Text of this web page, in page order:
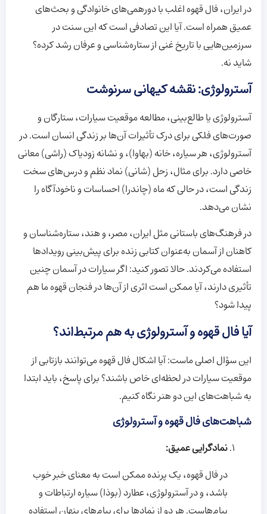
در ایران، فال قهوه اغلب با دورهمی‌های خانوادگی و بحث‌های
عمیق همراه است. آیا این تصادفی است که این سنت در
سرزمین‌هایی با تاریخ غنی از ستاره‌شناسی و عرفان رشد کرده؟
شاید نه.
آسترولوژی: نقشه کیهانی سرنوشت
آسترولوژی یا طالع‌بینی، مطالعه موقعیت سیارات، ستارگان و
صورت‌های فلکی برای درک تأثیرات آن‌ها بر زندگی انسان است. در
آسترولوژی، هر سیاره، خانه (بهاوا)، و نشانه زودیاک (راشی) معانی
خاصی دارد. برای مثال، زحل (شانی) نماد نظم و درس‌های سخت
زندگی است، در حالی که ماه (چاندرا) احساسات و ناخودآگاه را
نشان می‌دهد.
در فرهنگ‌های باستانی مثل ایران، مصر، و هند، ستاره‌شناسان و
کاهنان از آسمان به‌عنوان کتابی زنده برای پیش‌بینی رویدادها
استفاده می‌کردند. حالا تصور کنید: اگر سیارات در آسمان چنین
تأثیری دارند، آیا ممکن است اثری از آن‌ها در فنجان قهوه ما هم
پیدا شود؟
آیا فال قهوه و آسترولوژی به هم مرتبط‌اند؟
این سؤال اصلی ماست: آیا اشکال فال قهوه می‌توانند بازتابی از
موقعیت سیارات در لحظه‌ای خاص باشند؟ برای پاسخ، باید ابتدا
به شباهت‌های این دو هنر نگاه کنیم.
شباهت‌های فال قهوه و آسترولوژی
نمادگرایی عمیق:
در فال قهوه، یک پرنده ممکن است به معنای خبر خوب
باشد، و در آسترولوژی، عطارد (بوذا) سیاره ارتباطات و